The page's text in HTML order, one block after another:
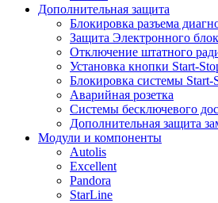
Дополнительная защита
Блокировка разъема
Защита Электронного
Отключение штатного
Установка кнопки Start-
Блокировка системы Start-
Аварийная розетка
Системы бесключевого
Дополнительная защита
Модули и компоненты
Autolis
Excellent
Pandora
StarLine